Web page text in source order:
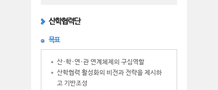
산학협력단
목표
산·학·연·관 연계체제의 구심역할
산학협력 활성화의 비전과 전략을 제시하
고 기반조성